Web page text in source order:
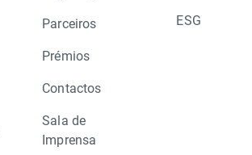
Parceiros
Prémios
Contactos
Sala de
Imprensa
ESG